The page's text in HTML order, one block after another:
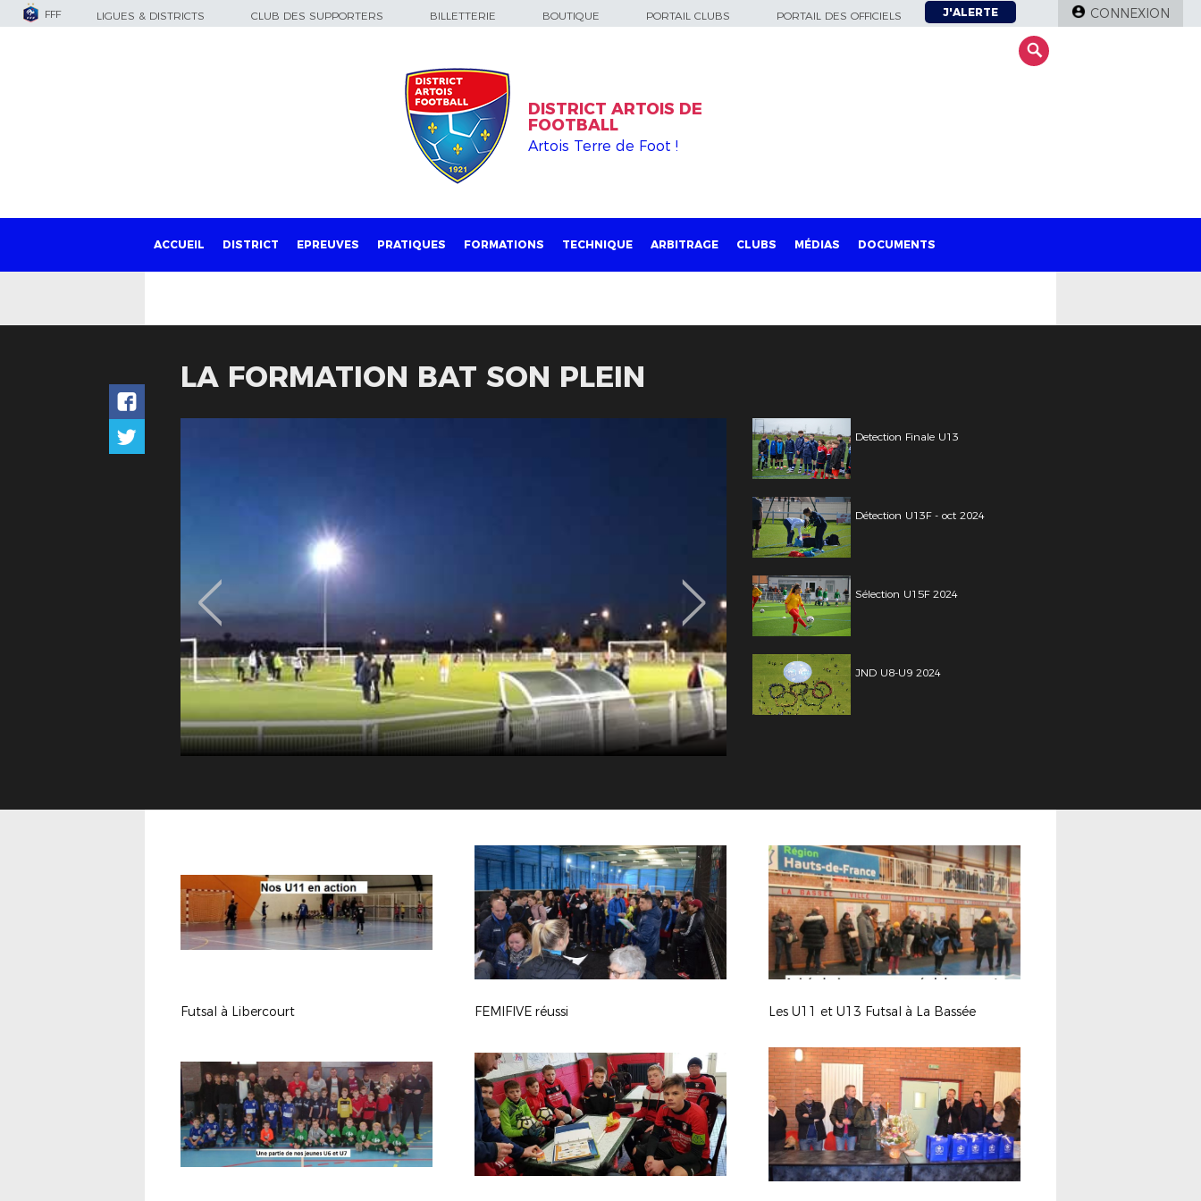
FFF LIGUES & DISTRICTS CLUB DES SUPPORTERS BILLETTERIE BOUTIQUE PORTAIL CLUBS PORTAIL DES OFFICIELS J'ALERTE CONNEXION
DISTRICT ARTOIS DE
FOOTBALL
Artois Terre de Foot !
ACCUEIL DISTRICT EPREUVES PRATIQUES FORMATIONS TECHNIQUE ARBITRAGE CLUBS MÉDIAS DOCUMENTS
LA FORMATION BAT SON PLEIN
Detection Finale U13
Détection U13F - oct 2024
Sélection U15F 2024
JND U8-U9 2024
Futsal à Libercourt FEMIFIVE réussi Les U11 et U13 Futsal à La Bassée